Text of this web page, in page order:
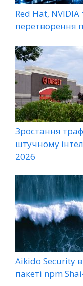
Red Hat,
перетворення
Зростання
штучному
2026
Aikido Security
пакеті npm